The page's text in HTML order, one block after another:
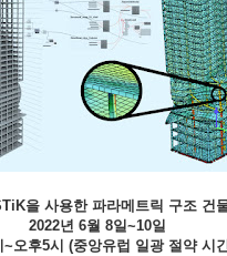
을 사용한 파라메트릭 구조 건
2022년 6월 8일~10일
~오후5시 (중앙유럽 일광 절약 시